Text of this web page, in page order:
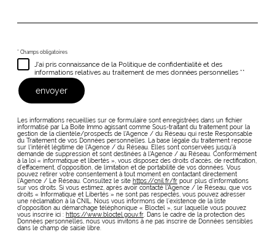
* Champs obligatoires
J'ai pris connaissance de la Politique de confidentialité et des
informations relatives au traitement de mes données personnelles **
envoyer
Les informations recueillies sur ce formulaire sont enregistrées dans un fichier
informatisé par La Boite Immo agissant comme Sous-traitant du traitement pour la
gestion de la clientèle/prospects de l'Agence / du Réseau qui reste Responsable
du Traitement de vos Données personnelles. La base légale du traitement repose
sur l'intérêt légitime de l'Agence / du Réseau. Elles sont conservées jusqu'à
demande de suppression et sont destinées à l'Agence / au Réseau. Conformément
à la loi « informatique et libertés », vous disposez des droits d’accès, de rectification,
d’effacement, d’opposition, de limitation et de portabilité de vos données. Vous
pouvez retirer votre consentement à tout moment en contactant directement
l’Agence / Le Réseau. Consultez le site https://cnil.fr/fr pour plus d’informations
sur vos droits. Si vous estimez, après avoir contacté l'Agence / le Réseau, que vos
droits « Informatique et Libertés » ne sont pas respectés, vous pouvez adresser
une réclamation à la CNIL. Nous vous informons de l’existence de la liste
d'opposition au démarchage téléphonique « Bloctel », sur laquelle vous pouvez
vous inscrire ici : https://www.bloctel.gouv.fr . Dans le cadre de la protection des
Données personnelles, nous vous invitons à ne pas inscrire de Données sensibles
dans le champ de saisie libre.